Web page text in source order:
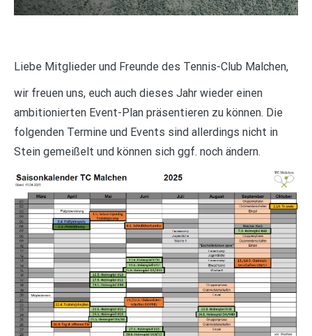
Liebe Mitglieder und Freunde des Tennis-Club Malchen,
wir freuen uns, euch auch dieses Jahr wieder einen
ambitionierten Event-Plan präsentieren zu können. Die
folgenden Termine und Events sind allerdings nicht in
Stein gemeißelt und können sich ggf. noch ändern.